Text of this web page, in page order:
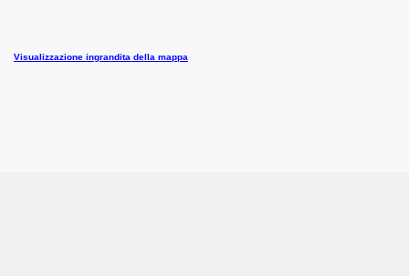
Visualizzazione ingrandita della mappa